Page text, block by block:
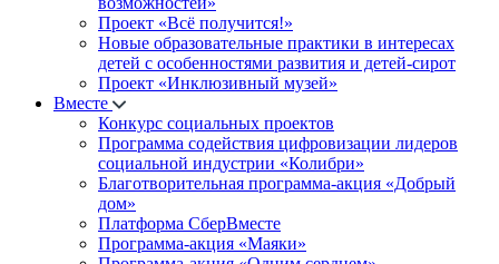
Проект «Всё получится!»
Новые образовательные практики в интересах
детей с особенностями развития и детей-сирот
Проект «Инклюзивный музей»
Вместе
Конкурс социальных проектов
Программа содействия цифровизации лидеров
социальной индустрии «Колибри»
Благотворительная программа-акция «Добрый
дом»
Платформа СберВместе
Программа-акция «Маяки»